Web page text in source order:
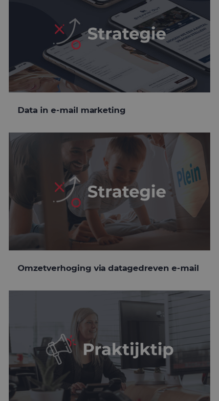
Data in e-mail marketing
Omzetverhoging via datagedreven e-mail